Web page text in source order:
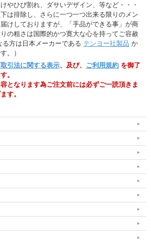
やひび割れ、ダサいデザイン、等など・・・
は排除し、さらに一つ一つ出来る限りのメン
けしておりますが、「手品ができる事」が商
の粗さは国際的かつ寛大な心を持ってご容赦
方は日本メーカーである テンヨー社製品 か
。）
引法に関する表示、及び、 ご利用規約 を御了
。
となります為ご注文前には必ずご一読頂きま
す。